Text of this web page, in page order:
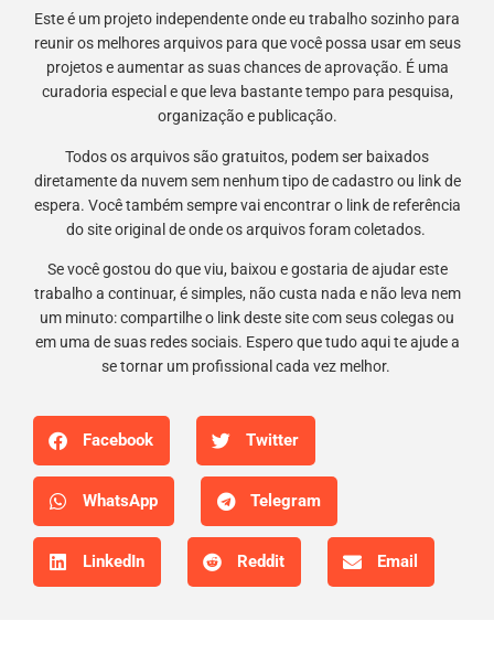
Este é um projeto independente onde eu trabalho sozinho para
reunir os melhores arquivos para que você possa usar em seus
projetos e aumentar as suas chances de aprovação. É uma
curadoria especial e que leva bastante tempo para pesquisa,
organização e publicação.
Todos os arquivos são gratuitos, podem ser baixados
diretamente da nuvem sem nenhum tipo de cadastro ou link de
espera. Você também sempre vai encontrar o link de referência
do site original de onde os arquivos foram coletados.
Se você gostou do que viu, baixou e gostaria de ajudar este
trabalho a continuar, é simples, não custa nada e não leva nem
um minuto: compartilhe o link deste site com seus colegas ou
em uma de suas redes sociais. Espero que tudo aqui te ajude a
se tornar um profissional cada vez melhor.
Facebook Twitter
WhatsApp Telegram
LinkedIn Reddit Email